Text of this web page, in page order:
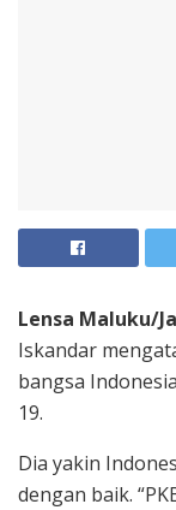
Lensa Maluku/
Iskandar
bangsa
19.
Dia yakin
dengan baik.